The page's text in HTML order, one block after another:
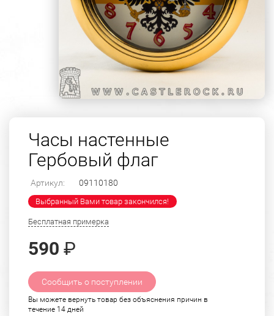
Часы настенные
Гербовый флаг
Артикул: 09110180
Выбранный Вами товар закончился!
Бесплатная примерка
590 ₽
Сообщить о поступлении
Вы можете вернуть товар без объяснения причин в
течение 14 дней